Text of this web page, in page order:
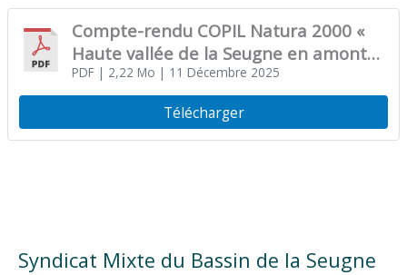
Compte-rendu COPIL Natura 2000 «
Haute vallée de la Seugne en amont
de Pons et affluents » 11-12-2025
PDF| 2,22 Mo | 11 Décembre 2025
Télécharger
Syndicat Mixte du Bassin de la Seugne